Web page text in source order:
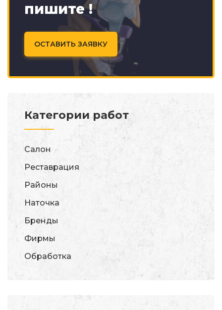
пишите !
ОСТАВИТЬ ЗАЯВКУ
Категории работ
Салон
Реставрация
Районы
Наточка
Бренды
Фирмы
Обработка